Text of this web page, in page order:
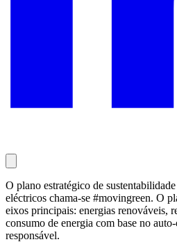
O plano estratégico de
eléctricos chama-se #movingreen. O
eixos principais: energias renováveis,
consumo de energia com base no
responsável.